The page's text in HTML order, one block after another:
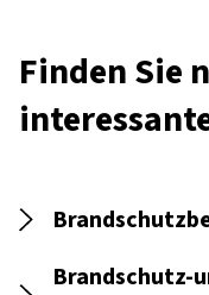
Finden Sie
Brandschutz-